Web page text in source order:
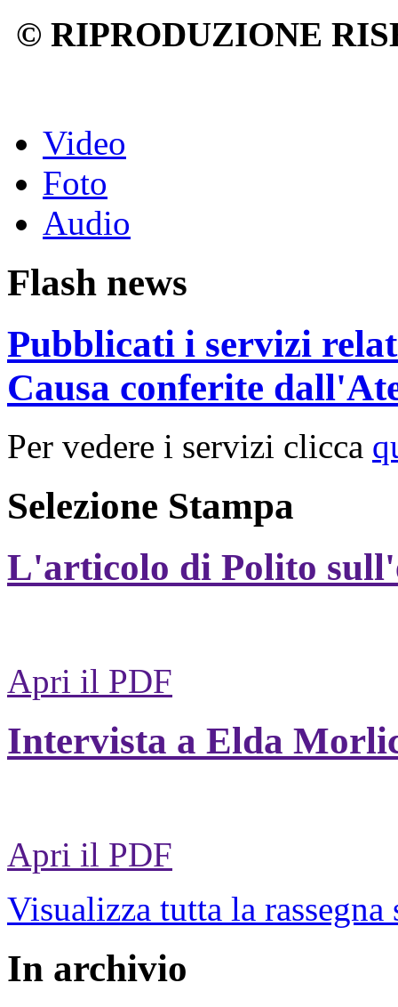
© RIPRODUZIONE
Video
Foto
Audio
Flash news
Pubblicati i servizi
Causa conferite
Per vedere i servizi clicca
Selezione Stampa
L'articolo di Polito
Apri il PDF
Intervista a Elda
Apri il PDF
Visualizza tutta la rassegna
In archivio